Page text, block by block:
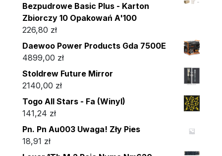
Bezpudrowe Basic Plus - Karton
Zbiorczy 10 Opakowań A'100
226,80 zł
Daewoo Power Products Gda 7500E
4899,00 zł
Stoldrew Future Mirror
2140,00 zł
Togo All Stars - Fa (Winyl)
141,24 zł
Pn. Pn Au003 Uwaga! Zły Pies
18,91 zł